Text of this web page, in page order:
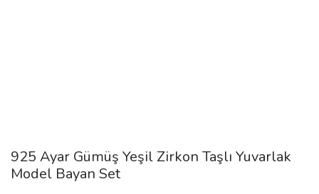
925 Ayar Gümüş Yeşil Zirkon Taşlı Yuvarlak
Model Bayan Set